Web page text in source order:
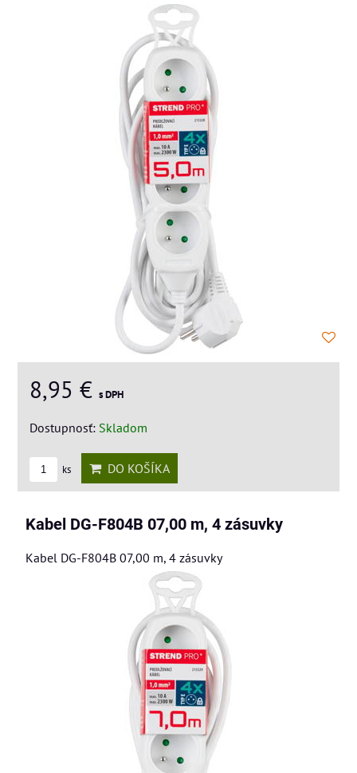
8,95 € s DPH
Dostupnosť: Skladom
ks DO KOŠÍKA
Kabel DG-F804B 07,00 m, 4 zásuvky
Kabel DG-F804B 07,00 m, 4 zásuvky